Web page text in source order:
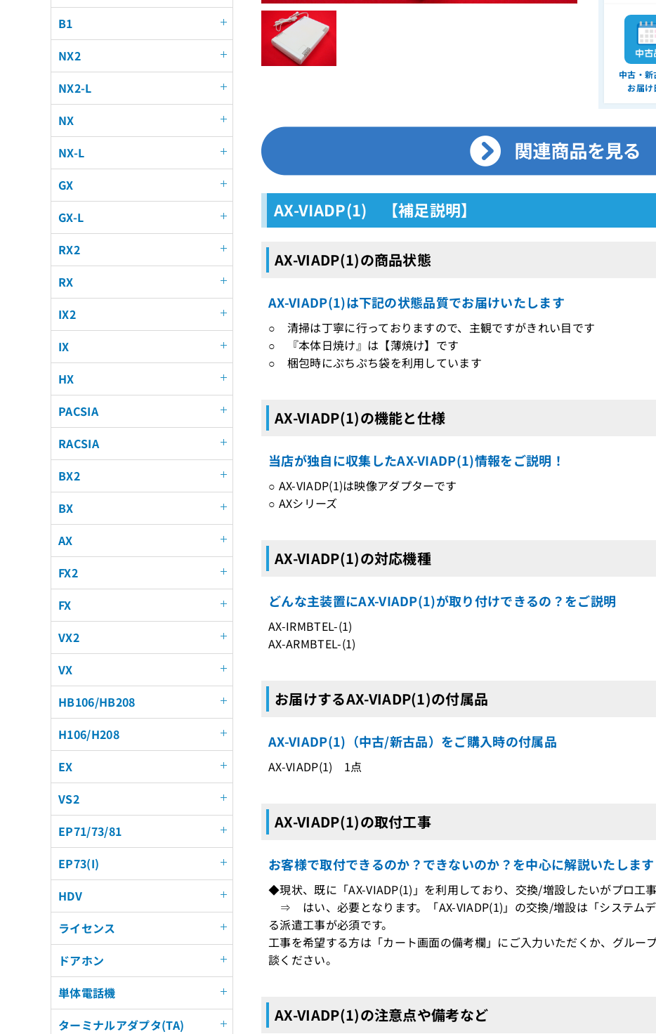
中古・新
お届け
AX-VIADP(1) 【補足説明】
AX-VIADP(1)の商品状態
AX-VIADP(1)は下記の状態品質でお届けいたします
○ 清掃は丁寧に行っておりますので、主観ですがきれい目です
○ 『本体日焼け』は【薄焼け】です
○ 梱包時にぷちぷち袋を利用しています
AX-VIADP(1)の機能と仕様
当店が独自に収集したAX-VIADP(1)情報をご説明！
○ AX-VIADP(1)は映像アダプターです
○ AXシリーズ
AX-VIADP(1)の対応機種
どんな主装置にAX-VIADP(1)が取り付けできるの？をご説明
AX-IRMBTEL-(1)
AX-ARMBTEL-(1)
お届けするAX-VIADP(1)の付属品
AX-VIADP(1)（中古/新古品）をご購入時の付属品
AX-VIADP(1) 1点
AX-VIADP(1)の取付工事
お客様で取付できるのか？できないのか？を中心に解説いたします
◆現状、既に「AX-VIADP(1)」を利用しており、交換/増設したいがプロ工
⇒ はい、必要となります。「AX-VIADP(1)」の交換/増設は「システム
る派遣工事が必須です。
工事を希望する方は「カート画面の備考欄」にご入力いただくか、グルー
談ください。
AX-VIADP(1)の注意点や備考など
B1
NX2
NX2-L
NX
NX-L
GX
GX-L
RX2
RX
IX2
IX
HX
PACSIA
RACSIA
BX2
BX
AX
FX2
FX
VX2
VX
HB106/HB208
H106/H208
EX
VS2
EP71/73/81
EP73(I)
HDV
ライセンス
ドアホン
単体電話機
ターミナルアダプタ(TA)